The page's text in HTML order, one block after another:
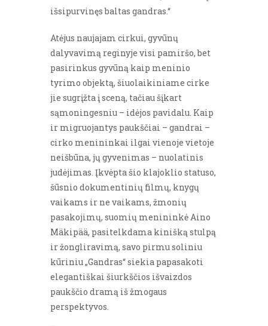
išsipurvinęs baltas gandras.“
Atėjus naujajam cirkui, gyvūnų
dalyvavimą reginyje visi pamiršo, bet
pasirinkus gyvūną kaip meninio
tyrimo objektą, šiuolaikiniame cirke
jie sugrįžta į sceną, tačiau šįkart
sąmoningesniu – idėjos pavidalu. Kaip
ir migruojantys paukščiai – gandrai –
cirko menininkai ilgai vienoje vietoje
neišbūna, jų gyvenimas – nuolatinis
judėjimas. Įkvėpta šio klajoklio statuso,
šūsnio dokumentinių filmų, knygų
vaikams ir ne vaikams, žmonių
pasakojimų, suomių menininkė Aino
Mäkipää, pasitelkdama kinišką stulpą
ir žongliravimą, savo pirmu soliniu
kūriniu „Gandras“ siekia papasakoti
elegantiškai šiurkščios išvaizdos
paukščio dramą iš žmogaus
perspektyvos.